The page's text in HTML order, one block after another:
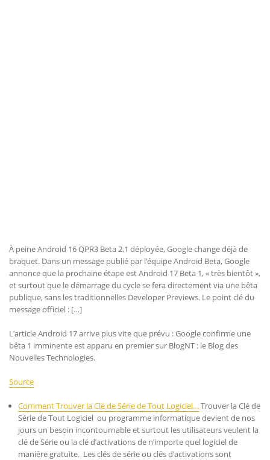
À peine Android 16 QPR3 Beta 2.1 déployée, Google change déjà de
braquet. Dans un message publié par l’équipe Android Beta, Google
annonce que la prochaine étape est Android 17 Beta 1, « très bientôt »,
et surtout que le démarrage du cycle se fera directement via une bêta
publique, sans les traditionnelles Developer Previews. Le point clé du
message officiel : […]
L’article Android 17 arrive plus vite que prévu : Google confirme une
bêta 1 imminente est apparu en premier sur BlogNT : le Blog des
Nouvelles Technologies.
Source
Comment Trouver la Clé de Série de Tout Logiciel…Trouver la Clé de
Série de Tout Logiciel ou programme informatique devient de nos
jours un besoin incontournable et surtout les utilisateurs veulent la
clé de Série ou la clé d’activations de n’importe quel logiciel de
manière gratuite. Les clés de série ou clés d’activations sont